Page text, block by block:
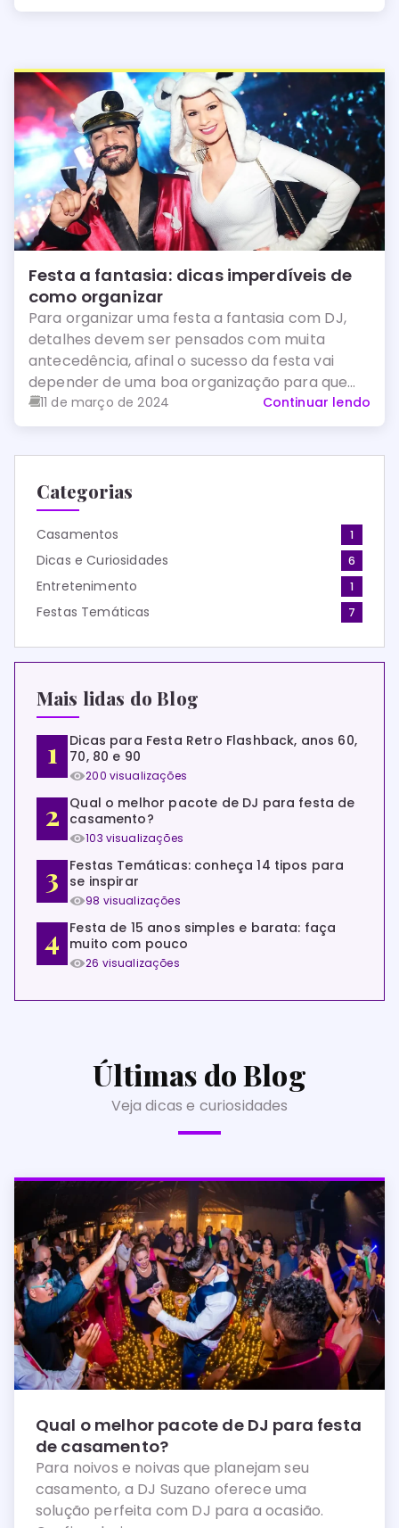
Festa a fantasia: dicas imperdíveis de
como organizar
Para organizar uma festa a fantasia com DJ,
detalhes devem ser pensados com muita
antecedência, afinal o sucesso da festa vai
depender de uma boa organização para que
nada saia errado.
11 de março de 2024 Continuar lendo
Categorias
Casamentos 1
Dicas e Curiosidades 6
Entretenimento 1
Festas Temáticas 7
Mais lidas do Blog
Dicas para Festa Retro Flashback, anos 60,
70, 80 e 90
200 visualizações
Qual o melhor pacote de DJ para festa de
casamento?
103 visualizações
Festas Temáticas: conheça 14 tipos para
se inspirar
98 visualizações
Festa de 15 anos simples e barata: faça
muito com pouco
26 visualizações
Últimas do Blog
Veja dicas e curiosidades
Qual o melhor pacote de DJ para festa
de casamento?
Para noivos e noivas que planejam seu
casamento, a DJ Suzano oferece uma
solução perfeita com DJ para a ocasião.